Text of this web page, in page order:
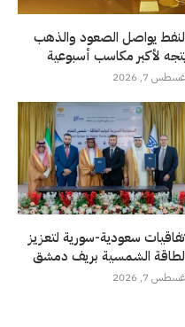
يواصل الصعود والذهب
لأكبر مكاسب أسبوعية
7, 2026
سعودية-سورية لتعزيز
الشمسية بريف دمشق
7, 2026